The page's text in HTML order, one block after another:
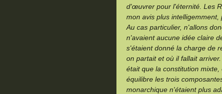
d'œuvrer pour l'éternité. Les
mon avis plus
Au cas particulier, n'allons
n'avaient aucune idée claire
s'étaient donné la charge de
on partait et où il fallait
était que la constitution
équilibre les trois
monarchique n'étaient plus